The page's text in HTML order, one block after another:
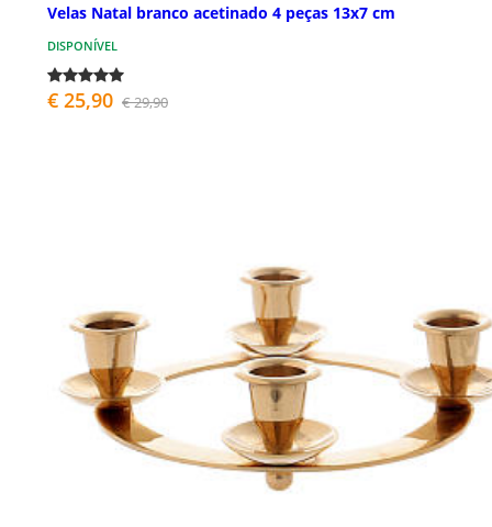
Velas Natal branco acetinado 4 peças 13x7 cm
DISPONÍVEL
€ 25,90 € 29,90